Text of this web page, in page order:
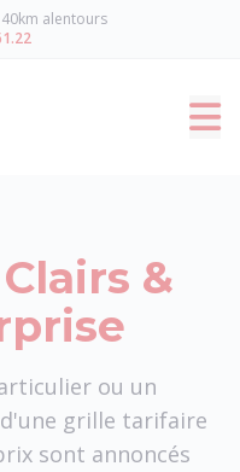
alentours
Clairs &
ou un
grille tarifaire
sont annoncés